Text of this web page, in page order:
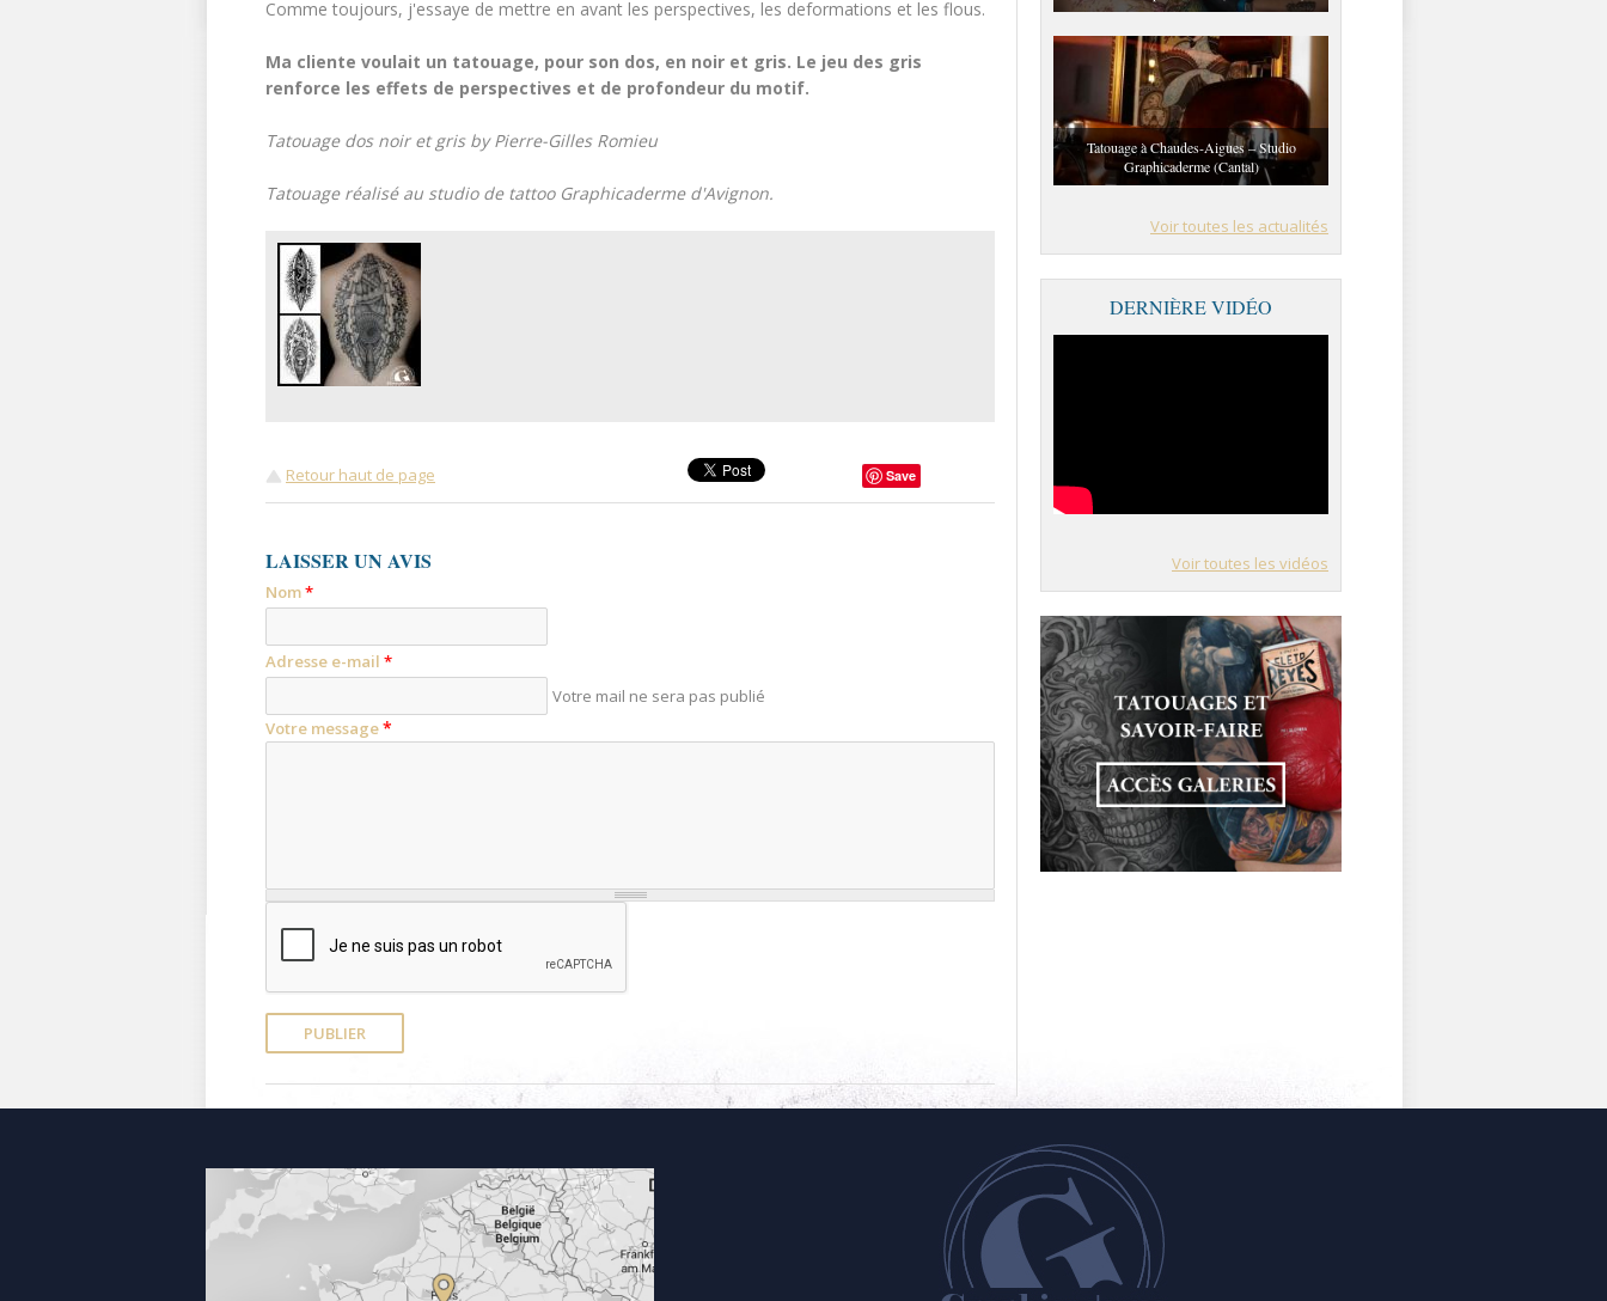
Comme toujours, j'essaye de mettre en avant les perspectives, les deformations et les flous.
Ma cliente voulait un tatouage, pour son dos, en noir et gris. Le jeu des gris
renforce les effets de perspectives et de profondeur du motif.
Tatouage dos noir et gris by Pierre-Gilles Romieu
Tatouage réalisé au studio de tattoo Graphicaderme d'Avignon.
Retour haut de page Save
LAISSER UN AVIS
Nom*
Adresse e-mail *
Votre mail ne sera pas publié
Votre message*
Tatouage à Chaudes-Aigues – Studio
Graphicaderme (Cantal)
Voir toutes les actualités
DERNIÈRE VIDÉO
Voir toutes les vidéos